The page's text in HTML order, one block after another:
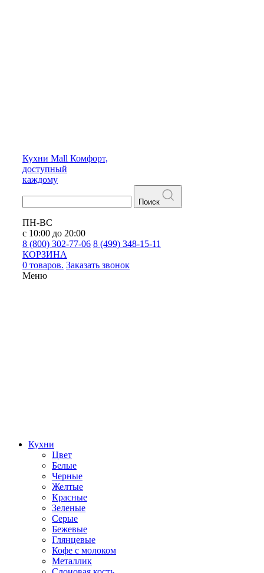
Кухни Mall Комфорт,
доступный
каждому
Поиск
ПН-ВС
с 10:00 до 20:00
8 (800) 302-77-06 8 (499) 348-15-11
КОРЗИНА
0 товаров. Заказать звонок
Меню
Кухни
Цвет
Белые
Черные
Желтые
Красные
Зеленые
Серые
Бежевые
Глянцевые
Кофе с молоком
Металлик